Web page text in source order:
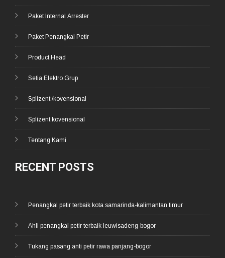
Paket Internal Arrester
Paket Penangkal Petir
Product Head
Setia Elektro Grup
Splizent /kovensional
Splizent kovensional
Tentang Kami
RECENT POSTS
Penangkal petir terbaik kota samarinda-kalimantan timur
Ahli penangkal petir terbaik leuwisadeng-bogor
Tukang pasang anti petir rawa panjang-bogor